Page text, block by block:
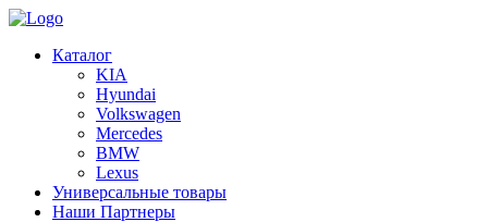
Каталог
KIA
Hyundai
Volkswagen
Mercedes
BMW
Lexus
Универсальные товары
Наши Партнеры